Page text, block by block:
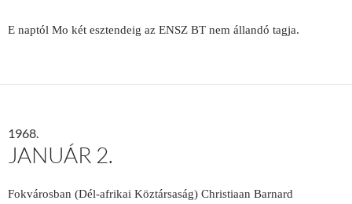
E naptól Mo két esztendeig az ENSZ BT nem állandó tagja.
1968.
JANUÁR 2.
Fokvárosban (Dél-afrikai Köztársaság) Christiaan Barnard